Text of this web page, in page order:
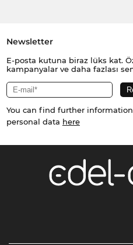
Newsletter
E-posta kutuna biraz lüks kat.
kampanyalar ve daha fazlası
You can find further
personal data here